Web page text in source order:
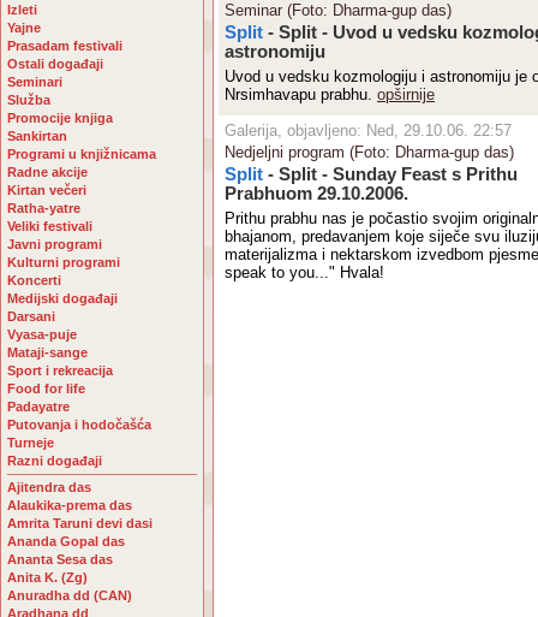
Izleti
Yajne
Prasadam festivali
Ostali događaji
Seminari
Služba
Promocije knjiga
Sankirtan
Programi u knjižnicama
Radne akcije
Kirtan večeri
Ratha-yatre
Veliki festivali
Javni programi
Kulturni programi
Koncerti
Medijski događaji
Darsani
Vyasa-puje
Mataji-sange
Sport i rekreacija
Food for life
Padayatre
Putovanja i hodočašća
Turneje
Razni događaji
Ajitendra das
Alaukika-prema das
Amrita Taruni devi dasi
Ananda Gopal das
Ananta Sesa das
Anita K. (Zg)
Anuradha dd (CAN)
Aradhana dd
Seminar (Foto: Dharma-gup das)
Split - Split - Uvod u vedsku
astronomiju
Uvod u vedsku kozmologiju i astronomiju je
Nrsimhavapu prabhu. opširnije
Galerija, objavljeno: Ned, 29.10.06. 22:57
Nedjeljni program (Foto: Dharma-gup das)
Split - Split - Sunday Feast s Prithu
Prabhuom 29.10.2006.
Prithu prabhu nas je počastio svojim
bhajanom, predavanjem koje siječe svu
materijalizma i nektarskom izvedbom
speak to you..." Hvala!